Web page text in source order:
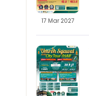
17 Mar 2027